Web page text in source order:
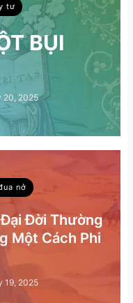
tư
BỤI
20, 2025
nở
Đời Thường
Một Cách Phi
19, 2025